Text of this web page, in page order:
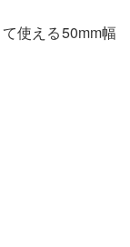
使える50mm幅